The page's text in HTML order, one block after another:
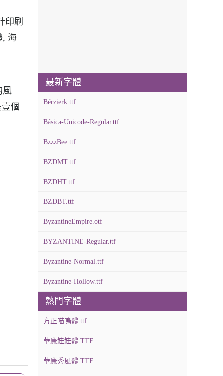
印刷
, 海
風
個
最新字體
Bérzierk.ttf
Básica-Unicode-Regular.ttf
BzzzBee.ttf
BZDMT.ttf
BZDHT.ttf
BZDBT.ttf
ByzantineEmpire.otf
BYZANTINE-Regular.ttf
Byzantine-Normal.ttf
Byzantine-Hollow.ttf
熱門字體
方正喵嗚體.ttf
華康娃娃體.TTF
華康秀風體.TTF